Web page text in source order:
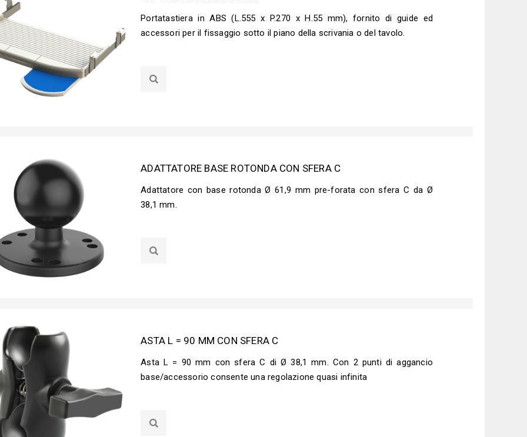
Portatastiera in ABS (L.555 x P.270 x H.55 mm), fornito di guide ed
accessori per il fissaggio sotto il piano della scrivania o del tavolo.
ADATTATORE BASE ROTONDA CON SFERA C
Adattatore con base rotonda Ø 61,9 mm pre-forata con sfera C da Ø
38,1 mm.
ASTA L = 90 MM CON SFERA C
Asta L = 90 mm con sfera C di Ø 38,1 mm. Con 2 punti di aggancio
base/accessorio consente una regolazione quasi infinita